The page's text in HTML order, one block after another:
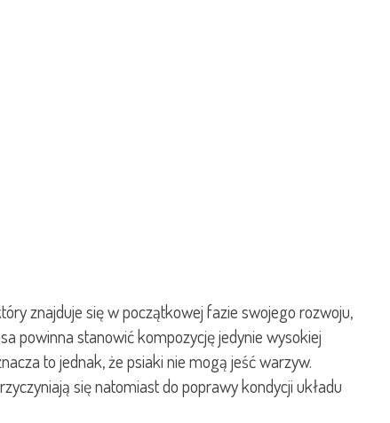
znajduje się w początkowej fazie swojego rozwoju,
powinna stanowić kompozycję jedynie wysokiej
to jednak, że psiaki nie mogą jeść warzyw.
się natomiast do poprawy kondycji układu